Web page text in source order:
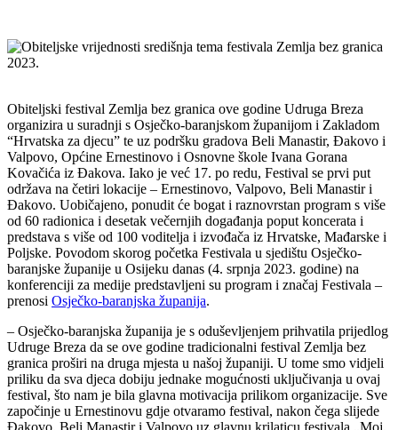
Obiteljski festival Zemlja bez granica ove godine Udruga Breza
organizira u suradnji s Osječko-baranjskom županijom i Zakladom
“Hrvatska za djecu” te uz podršku gradova Beli Manastir, Đakovo i
Valpovo, Općine Ernestinovo i Osnovne škole Ivana Gorana
Kovačića iz Đakova. Iako je već 17. po redu, Festival se prvi put
održava na četiri lokacije – Ernestinovo, Valpovo, Beli Manastir i
Đakovo. Uobičajeno, ponudit će bogat i raznovrstan program s više
od 60 radionica i desetak večernjih događanja poput koncerata i
predstava s više od 100 voditelja i izvođača iz Hrvatske, Mađarske i
Poljske. Povodom skorog početka Festivala u sjedištu Osječko-
baranjske županije u Osijeku danas (4. srpnja 2023. godine) na
konferenciji za medije predstavljeni su program i značaj Festivala –
prenosi Osječko-baranjska županija.
– Osječko-baranjska županija je s oduševljenjem prihvatila prijedlog
Udruge Breza da se ove godine tradicionalni festival Zemlja bez
granica proširi na druga mjesta u našoj županiji. U tome smo vidjeli
priliku da sva djeca dobiju jednake mogućnosti uključivanja u ovaj
festival, što nam je bila glavna motivacija prilikom organizacije. Sve
započinje u Ernestinovu gdje otvaramo festival, nakon čega slijede
Đakovo, Beli Manastir i Valpovo uz glavnu krilaticu festivala „Moj,